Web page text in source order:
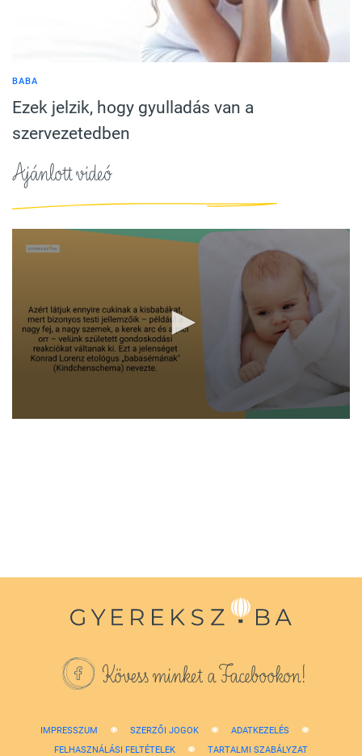
BABA
Ezek jelzik, hogy gyulladás van a
szervezetedben
Ajánlott videó
Kövess minket a Facebookon!
IMPRESSZUM SZERZŐI JOGOK
ADATKEZELÉS
FELHASZNÁLÁSI FELTÉTELEK
TARTALMI SZABÁLYZAT